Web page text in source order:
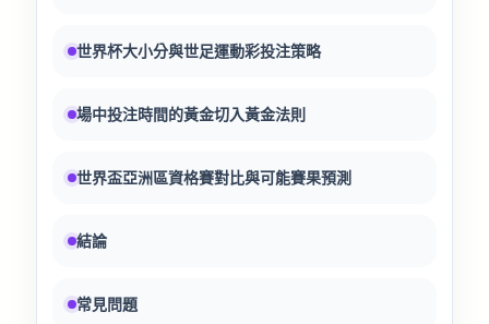
世界杯大小分與世足運動彩投注策略
場中投注時間的黃金切入黃金法則
世界盃亞洲區資格賽對比與可能賽果預測
結論
常見問題